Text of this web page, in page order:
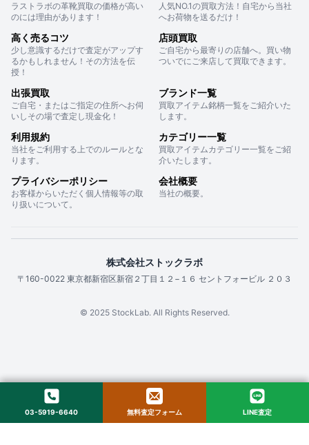
ラストラボの革靴買取の価格が高い
のには理由があります！
人気NO.1の買取方法！自宅から当社
へお荷物を送るだけ！
高く売るコツ
少し意識するだけで査定がアップす
るかもしれません！その方法を伝
授！
店頭買取
ご自宅から最寄りの店舗へ。買い物
ついでにご来店して買取できます。
出張買取
ご自宅・またはご指定の住所へお伺
いしその場で査定し現金化！
ブランド一覧
買取アイテム銘柄一覧をご紹介いた
します。
利用規約
当社をご利用する上でのルールとな
ります。
カテゴリー一覧
買取アイテムカテゴリー一覧をご紹
介いたします。
プライバシーポリシー
お客様からいただく個人情報等の取
り扱いについて。
会社概要
当社の概要。
株式会社ストックラボ
〒160-0022 東京都新宿区新宿２丁目１２−１６ セントフォービル ２０３
© 2025 StockLab. All Rights Reserved.
03-5919-6640 無料査定フォーム LINE査定